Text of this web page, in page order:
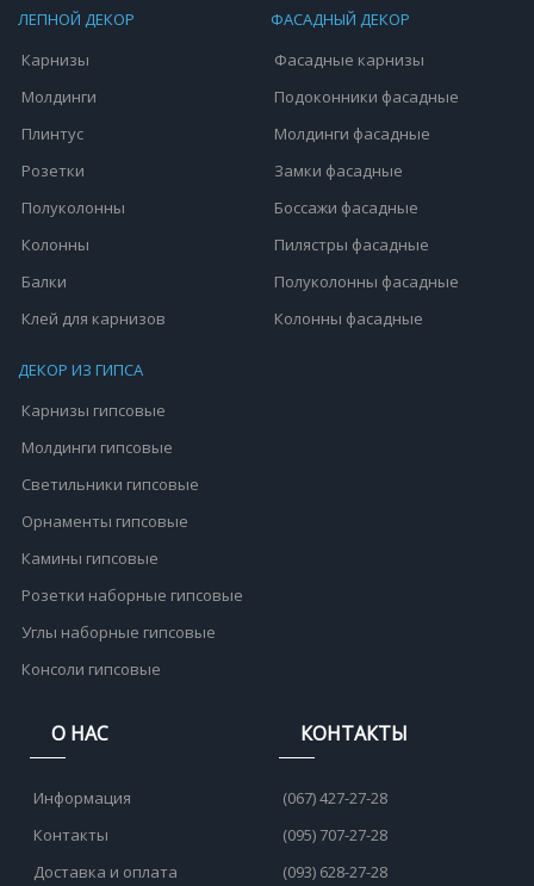
ЛЕПНОЙ ДЕКОР
Карнизы
Молдинги
Плинтус
Розетки
Полуколонны
Колонны
Балки
Клей для карнизов
ФАСАДНЫЙ ДЕКОР
Фасадные карнизы
Подоконники фасадные
Молдинги фасадные
Замки фасадные
Боссажи фасадные
Пилястры фасадные
Полуколонны фасадные
Колонны фасадные
ДЕКОР ИЗ ГИПСА
Карнизы гипсовые
Молдинги гипсовые
Светильники гипсовые
Орнаменты гипсовые
Камины гипсовые
Розетки наборные гипсовые
Углы наборные гипсовые
Консоли гипсовые
О НАС
Информация
Контакты
Доставка и оплата
КОНТАКТЫ
(067) 427-27-28
(095) 707-27-28
(093) 628-27-28